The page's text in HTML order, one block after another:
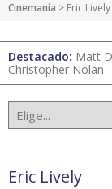
Cinemanía > Eric Lively
Destacado: Matt
Christopher Nolan
Eric Lively